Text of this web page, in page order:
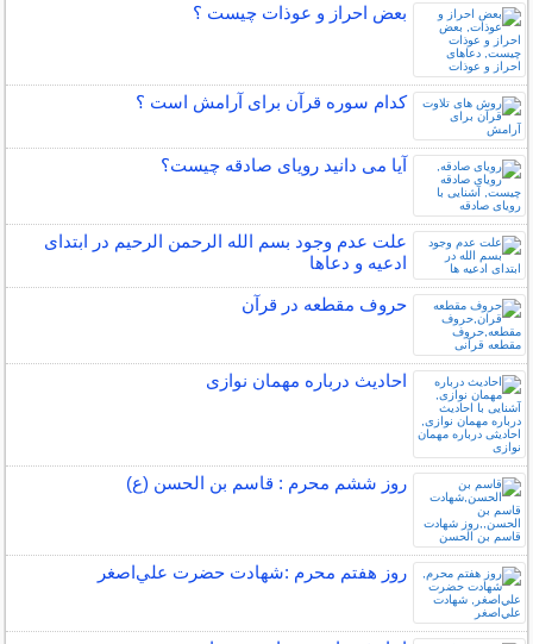
بعض احراز و عوذات چیست ؟
کدام سوره قرآن برای آرامش است ؟
آیا می دانید رویای صادقه چیست؟
علت عدم وجود بسم الله الرحمن الرحیم در ابتدای
ادعیه و دعاها
حروف مقطعه در قرآن
احادیث درباره مهمان نوازی
روز ششم محرم : قاسم بن الحسن (ع)
روز هفتم محرم :شهادت حضرت علي‌اصغر